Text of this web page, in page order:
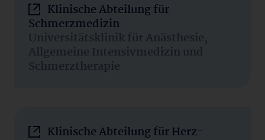
Klinische Abteilung für
Schmerzmedizin
Universitätsklinik für Anästhesie,
Allgemeine Intensivmedizin und
Schmerztherapie
Klinische Abteilung für Herz-